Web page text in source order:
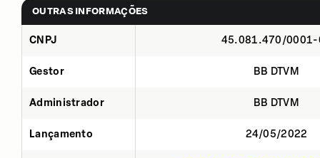
OUTRAS INFORMAÇÕES
CNPJ 45.081.470/0001-
Gestor BB DTVM
Administrador BB DTVM
Lançamento 24/05/2022